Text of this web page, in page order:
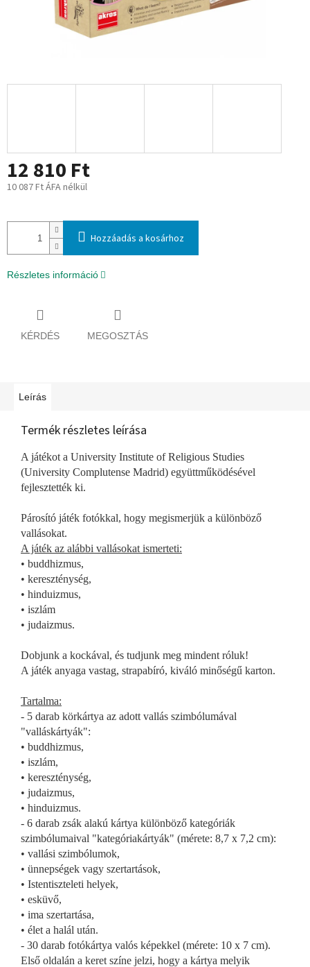
12 810 Ft
10 087 Ft ÁFA nélkül
Hozzáadás a kosárhoz
Részletes információ
KÉRDÉS MEGOSZTÁS
Leírás
Termék részletes leírása
A játékot a University Institute of Religious Studies
(University Complutense Madrid) együttműködésével
fejlesztették ki.
Párosító játék fotókkal, hogy megismerjük a különböző
vallásokat.
A játék az alábbi vallásokat ismerteti:
• buddhizmus,
• kereszténység,
• hinduizmus,
• iszlám
• judaizmus.
Dobjunk a kockával, és tudjunk meg mindent róluk!
A játék anyaga vastag, strapabíró, kiváló minőségű karton.
Tartalma:
- 5 darab körkártya az adott vallás szimbólumával
"valláskártyák":
• buddhizmus,
• iszlám,
• kereszténység,
• judaizmus,
• hinduizmus.
- 6 darab zsák alakú kártya különböző kategóriák
szimbólumaival "kategóriakártyák" (mérete: 8,7 x 7,2 cm):
• vallási szimbólumok,
• ünnepségek vagy szertartások,
• Istentiszteleti helyek,
• esküvő,
• ima szertartása,
• élet a halál után.
- 30 darab fotókártya valós képekkel (mérete: 10 x 7 cm).
Első oldalán a keret színe jelzi, hogy a kártya melyik